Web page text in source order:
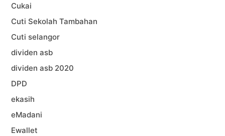
Cukai
Cuti Sekolah Tambahan
Cuti selangor
dividen asb
dividen asb 2020
DPD
ekasih
eMadani
Ewallet